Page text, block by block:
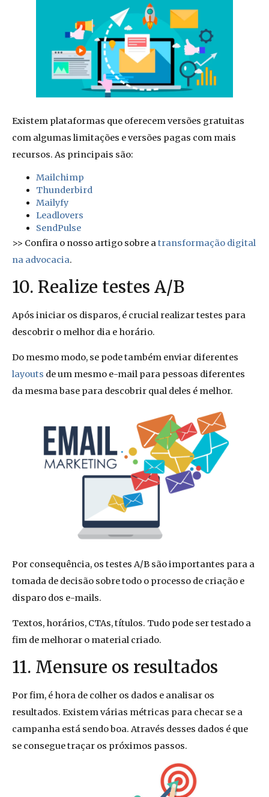
Existem plataformas que oferecem versões gratuitas
com algumas limitações e versões pagas com mais
recursos. As principais são:
Mailchimp
Thunderbird
Mailyfy
Leadlovers
SendPulse
>> Confira o nosso artigo sobre atransformação digital
na advocacia.
10. Realize testes A/B
Após iniciar os disparos, é crucial realizar testes para
descobrir o melhor dia e horário.
Do mesmo modo, se pode também enviar diferentes
layouts de um mesmo e-mail para pessoas diferentes
da mesma base para descobrir qual deles é melhor.
Por consequência, os testes A/B são importantes para a
tomada de decisão sobre todo o processo de criação e
disparo dos e-mails.
Textos, horários, CTAs, títulos. Tudo pode ser testado a
fim de melhorar o material criado.
11. Mensure os resultados
Por fim, é hora de colher os dados e analisar os
resultados. Existem várias métricas para checar se a
campanha está sendo boa. Através desses dados é que
se consegue traçar os próximos passos.